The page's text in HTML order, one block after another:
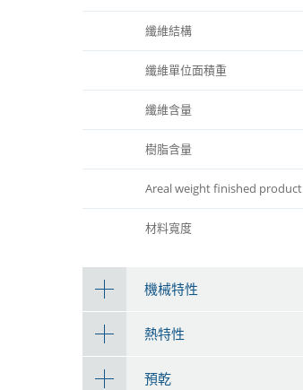
纖維結構
纖維單位面積重
纖維含量
樹脂含量
Areal weight finished product
材料寬度
機械特性
熱特性
預乾